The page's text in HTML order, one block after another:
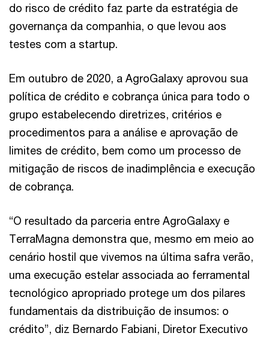
do risco de crédito faz parte da estratégia de
governança da companhia, o que levou aos
testes com a startup.
Em outubro de 2020, a AgroGalaxy aprovou sua
política de crédito e cobrança única para todo o
grupo estabelecendo diretrizes, critérios e
procedimentos para a análise e aprovação de
limites de crédito, bem como um processo de
mitigação de riscos de inadimplência e execução
de cobrança.
“O resultado da parceria entre AgroGalaxy e
TerraMagna demonstra que, mesmo em meio ao
cenário hostil que vivemos na última safra verão,
uma execução estelar associada ao ferramental
tecnológico apropriado protege um dos pilares
fundamentais da distribuição de insumos: o
crédito”, diz Bernardo Fabiani, Diretor Executivo